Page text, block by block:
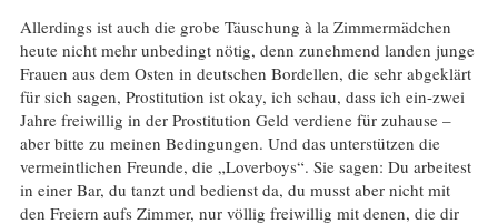
Allerdings ist auch die grobe Täuschung à la Zimmermädchen
heute nicht mehr unbedingt nötig, denn zunehmend landen junge
Frauen aus dem Osten in deutschen Bordellen, die sehr abgeklärt
für sich sagen, Prostitution ist okay, ich schau, dass ich ein-zwei
Jahre freiwillig in der Prostitution Geld verdiene für zuhause –
aber bitte zu meinen Bedingungen. Und das unterstützen die
vermeintlichen Freunde, die „Loverboys“. Sie sagen: Du arbeitest
in einer Bar, du tanzt und bedienst da, du musst aber nicht mit
den Freiern aufs Zimmer, nur völlig freiwillig mit denen, die dir